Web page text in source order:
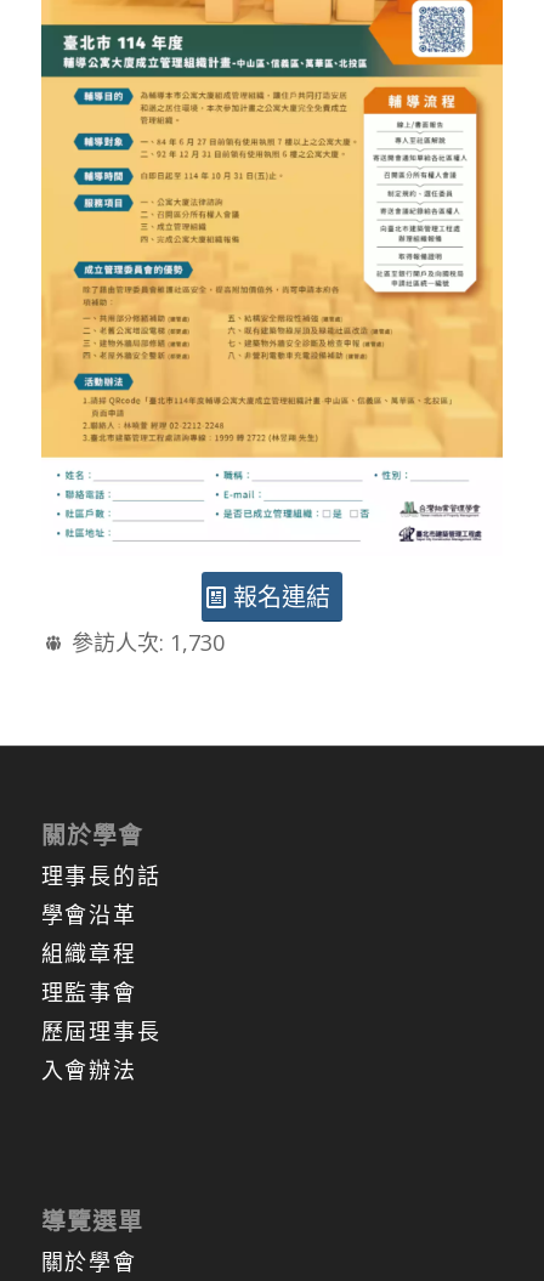
報名連結
參訪人次: 1,730
關於學會
理事長的話
學會沿革
組織章程
理監事會
歷屆理事長
入會辦法
導覽選單
關於學會